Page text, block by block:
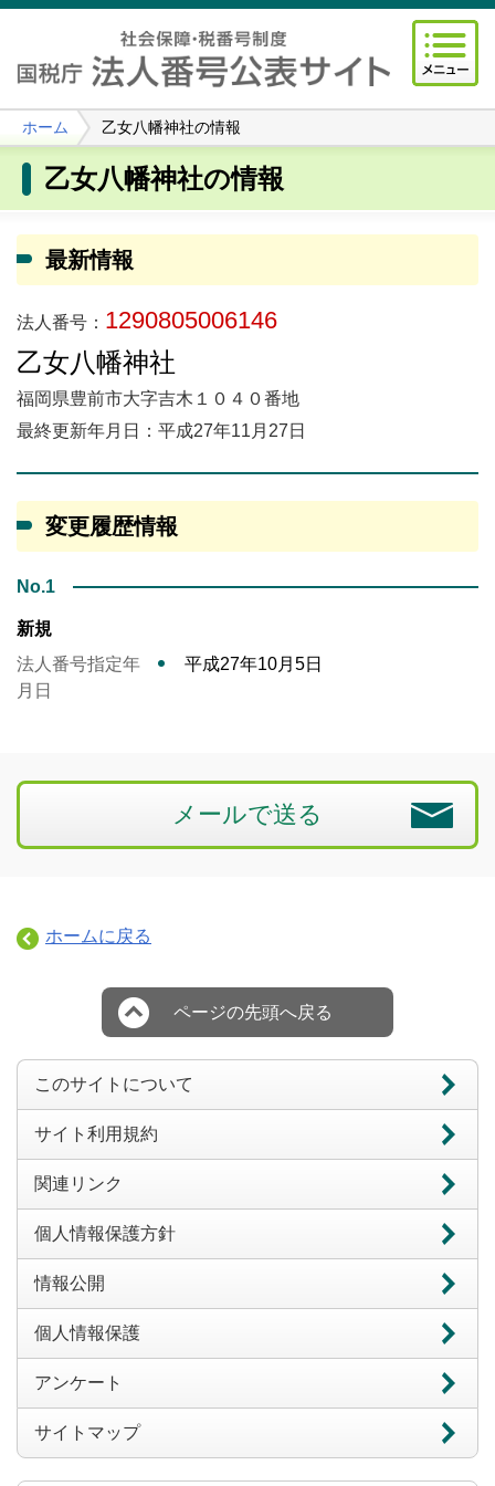
ホーム 乙女八幡神社の情報
乙女八幡神社の情報
最新情報
法人番号： 1290805006146
乙女八幡神社
福岡県豊前市大字吉木１０４０番地
最終更新年月日：平成27年11月27日
変更履歴情報
No.1
新規
法人番号指定年
月日
平成27年10月5日
メールで送る
ホームに戻る
ページの先頭へ戻る
このサイトについて
サイト利用規約
関連リンク
個人情報保護方針
情報公開
個人情報保護
アンケート
サイトマップ